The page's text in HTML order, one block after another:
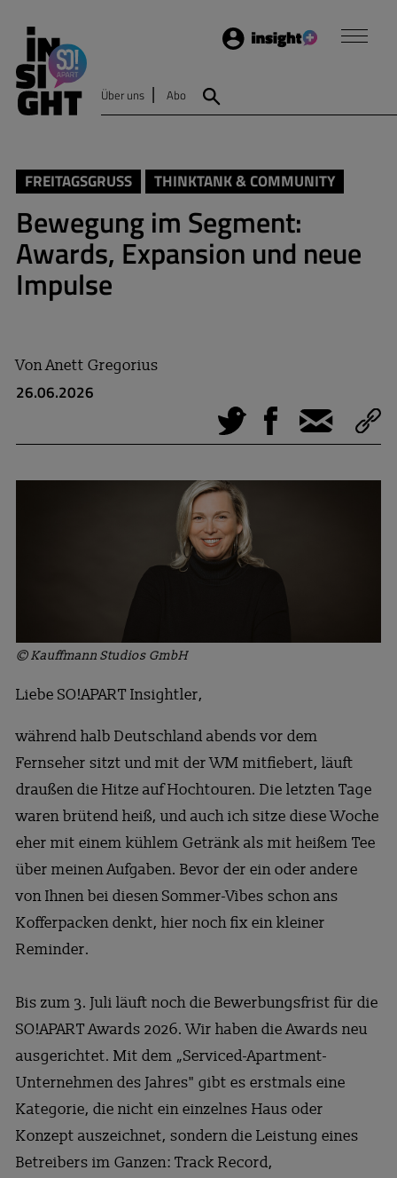
Login
Über uns Abo
FREITAGSGRUSS THINKTANK & COMMUNITY
Bewegung im Segment:
Awards, Expansion und neue
Impulse
VonAnett Gregorius
26.06.2026
Tweet Facebook
E-Mail
© Kauffmann Studios GmbH
Liebe SO!APART Insightler,
während halb Deutschland abends vor dem
Fernseher sitzt und mit der WM mitfiebert, läuft
draußen die Hitze auf Hochtouren. Die letzten Tage
waren brütend heiß, und auch ich sitze diese Woche
eher mit einem kühlem Getränk als mit heißem Tee
über meinen Aufgaben. Bevor der ein oder andere
von Ihnen bei diesen Sommer-Vibes schon ans
Kofferpacken denkt, hier noch fix ein kleiner
Reminder.
Bis zum 3. Juli läuft noch die Bewerbungsfrist für die
SO!APART Awards 2026. Wir haben die Awards neu
ausgerichtet. Mit dem „Serviced-Apartment-
Unternehmen des Jahres" gibt es erstmals eine
Kategorie, die nicht ein einzelnes Haus oder
Konzept auszeichnet, sondern die Leistung eines
Betreibers im Ganzen: Track Record,